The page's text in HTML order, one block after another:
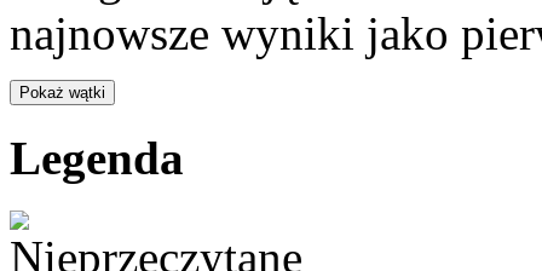
najnowsze wyniki jako
Legenda